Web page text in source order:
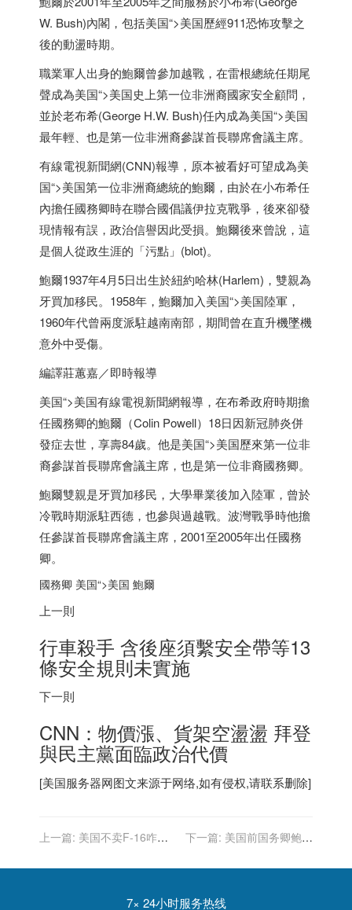
W. Bush)內閣，包括美国“>美国歷經911恐怖攻擊之
後的動盪時期。
職業軍人出身的鮑爾曾參加越戰，在雷根總統任期尾
聲成為美国“>美国史上第一位非洲裔國家安全顧問，
並於老布希(George H.W. Bush)任內成為美国“>美国
最年輕、也是第一位非洲裔參謀首長聯席會議主席。
有線電視新聞網(CNN)報導，原本被看好可望成為美
国“>美国第一位非洲裔總統的鮑爾，由於在小布希任
內擔任國務卿時在聯合國倡議伊拉克戰爭，後來卻發
現情報有誤，政治信譽因此受損。鮑爾後來曾說，這
是個人從政生涯的「污點」(blot)。
鮑爾1937年4月5日出生於紐約哈林(Harlem)，雙親為
牙買加移民。1958年，鮑爾加入美国“>美国陸軍，
1960年代曾兩度派駐越南南部，期間曾在直升機墜機
意外中受傷。
編譯莊蕙嘉／即時報導
美国“>美国有線電視新聞網報導，在布希政府時期擔
任國務卿的鮑爾（Colin Powell）18日因新冠肺炎併
發症去世，享壽84歲。他是美国“>美国歷來第一位非
裔參謀首長聯席會議主席，也是第一位非裔國務卿。
鮑爾雙親是牙買加移民，大學畢業後加入陸軍，曾於
冷戰時期派駐西德，也參與過越戰。波灣戰爭時他擔
任參謀首長聯席會議主席，2001至2005年出任國務
卿。
國務卿 美国“>美国 鮑爾
上一則
行車殺手 含後座須繫安全帶等13
條安全規則未實施
下一則
CNN：物價漲、貨架空盪盪 拜登
與民主黨面臨政治代價
[美国服务器网图文来源于网络,如有侵权,请联系删除]
上一篇: 美国不卖F-16咋
买苏-35和苏-57
下一篇: 美国前国务卿鲍威
已完全接种疫苗
7× 24小时服务热线